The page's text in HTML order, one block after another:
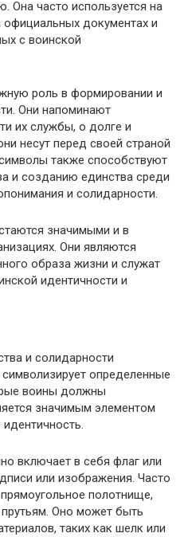
Она часто используется на
документах и
с воинской
роль в формировании и
Они напоминают
их службы, о долге и
несут перед своей страной
также способствуют
и созданию единства среди
и солидарности.
значимыми и в
Они являются
образа жизни и служат
идентичности и
и солидарности
определенные
воины должны
значимым элементом
включает в себя флаг или
или изображения. Часто
полотнище,
Оно может быть
таких как шелк или